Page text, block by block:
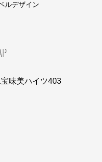
ルデザイン
味美ハイツ403